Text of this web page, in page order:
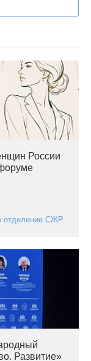
России
отделение СЖР
Развитие»